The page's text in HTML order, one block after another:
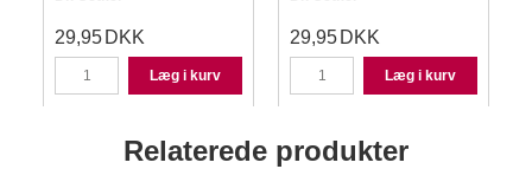
29,95 DKK
Læg i kurv
29,95 DKK
Læg i kurv
Relaterede produkter